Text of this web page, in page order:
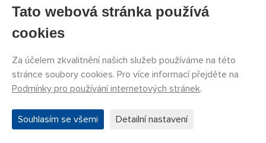
Modelářský nůž Tamiya s lámací čepelí
Tato webová stránka používá
cookies
Za účelem zkvalitnění našich služeb používáme na této
stránce soubory cookies. Pro více informací přejděte na
Podmínky pro používání internetových stránek.
Souhlasím se všemi Detailní nastavení